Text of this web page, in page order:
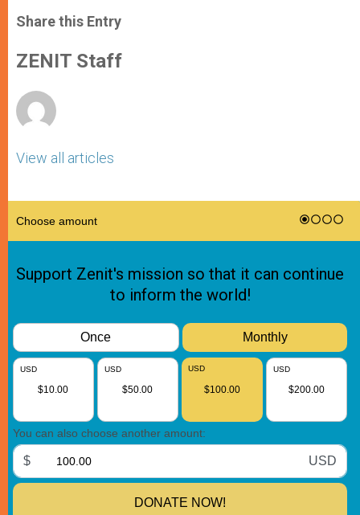
t
s
p
p
s
e
g
e
e
b
o
k
Share this Entry
ZENIT Staff
View all articles